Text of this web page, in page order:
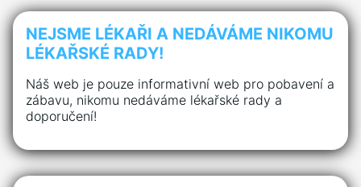
NEJSME LÉKAŘI A NEDÁVÁME NIKOMU
LÉKAŘSKÉ RADY!
Náš web je pouze informativní web pro pobavení a
zábavu, nikomu nedáváme lékařské rady a
doporučení!